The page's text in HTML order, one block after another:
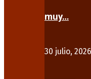
muy…
30 julio, 2026